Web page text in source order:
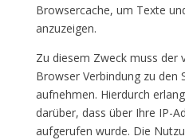
Browsercache, um Texte
anzuzeigen.
Zu diesem Zweck muss der
Browser Verbindung zu den
aufnehmen. Hierdurch
darüber, dass über Ihre IP-
aufgerufen wurde. Die